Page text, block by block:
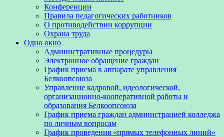
Конференции
Правила педагогических работников
О противодействии коррупции
Охрана труда
Одно окно
Административные процедуры
Электронное обращение граждан
График приема в аппарате управления
Белкоопсоюза
Управление кадровой, идеологической,
организационно-кооперативной работы и
образования Белкоопсоюза
График приема граждан администрацией колледжа
по личным вопросам
График проведения «прямых телефонных линий»